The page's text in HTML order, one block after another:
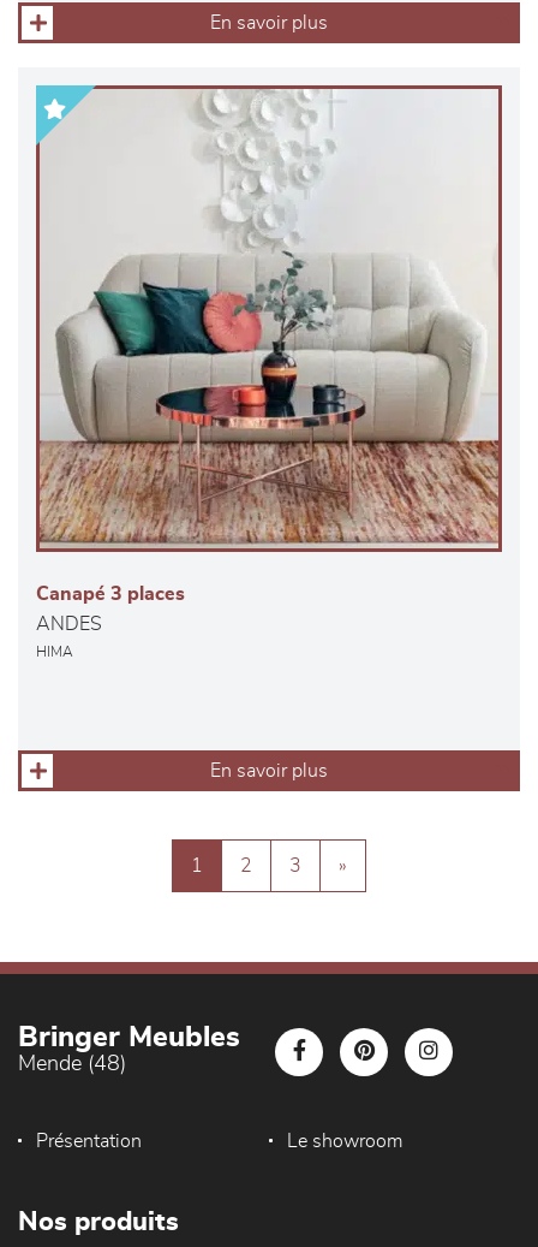
En savoir plus
Canapé 3 places
ANDES
HIMA
En savoir plus
1 2 3 »
Bringer Meubles
Mende (48)
Présentation Le showroom
Nos produits